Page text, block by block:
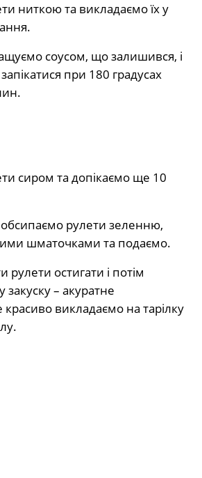
ниткою та викладаємо їх у
соусом, що залишився, і
при 180 градусах
сиром та допікаємо ще 10
рулети зеленню,
шматочками та подаємо.
остигати і потім
– акуратне
красиво викладаємо на тарілку